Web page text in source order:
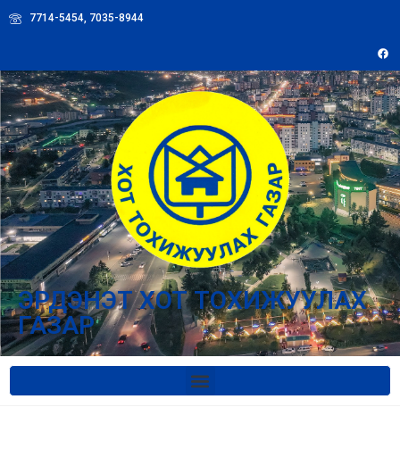
7714-5454, 7035-8944
ЭРДЭНЭТ ХОТ ТОХИЖУУЛАХ
ГАЗАР